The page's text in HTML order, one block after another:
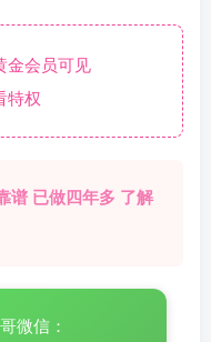
会员可见
特权
谱 已做四年多 了解
微信：